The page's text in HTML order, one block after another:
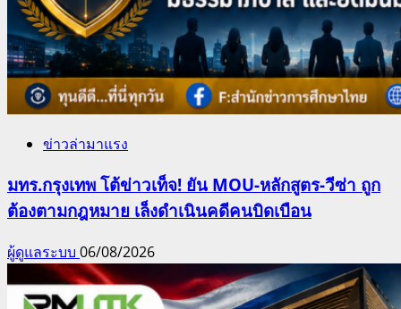
ข่าวล่ามาแรง
มทร.กรุงเทพ โต้ข่าวเท็จ! ยัน MOU-หลักสูตร-วีซ่า ถูก
ต้องตามกฎหมาย เล็งดำเนินคดีคนบิดเบือน
ผู้ดูแลระบบ 06/08/2026